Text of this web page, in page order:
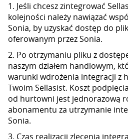
1. Jeśli chcesz zintegrować
kolejności należy nawiązać
Sonia, by uzyskać dostęp do
oferowanym przez Sonia.
2. Po otrzymaniu pliku z
naszym działem handlowym,
warunki wdrożenia integracji z
Twoim Sellasist. Koszt
od hurtowni jest jednorazową
abonamentu za utrzymanie
Sonia.
3. Czas realizacji zlecenia